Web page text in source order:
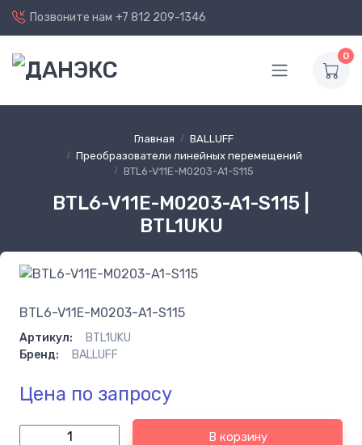
Позвоните нам +7 812 209-1346
0
Главная
BALLUFF
Преобразователи линейных перемещений
BTL6-V11E-M0203-A1-S115
BTL6-V11E-M0203-A1-S115 |
BTL1UKU
BTL6-V11E-M0203-A1-S115
Артикул:
BTL1UKU
Бренд:
BALLUFF
Цена по запросу
В корзину